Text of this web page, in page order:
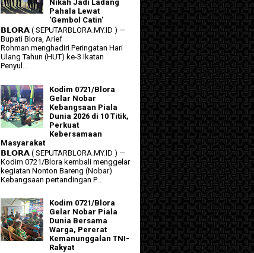
Nikah Jadi Ladang
Pahala Lewat
'Gembol Catin'
𝗕𝗟𝗢𝗥𝗔 ( SEPUTARBLORA.MY.ID ) —
Bupati Blora, Arief
Rohman menghadiri Peringatan Hari
Ulang Tahun (HUT) ke-3 Ikatan
Penyul...
Kodim 0721/Blora
Gelar Nobar
Kebangsaan Piala
Dunia 2026 di 10 Titik,
Perkuat
Kebersamaan
Masyarakat
𝗕𝗟𝗢𝗥𝗔 ( SEPUTARBLORA.MY.ID ) —
Kodim 0721/Blora kembali menggelar
kegiatan Nonton Bareng (Nobar)
Kebangsaan pertandingan P...
Kodim 0721/Blora
Gelar Nobar Piala
Dunia Bersama
Warga, Pererat
Kemanunggalan TNI-
Rakyat